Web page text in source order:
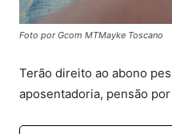
Foto por Gcom MTMayke Toscano
Terão direito ao abono
aposentadoria, pensão